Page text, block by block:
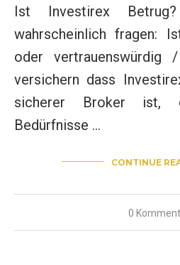
Ist Investirex
wahrscheinlich fragen:
oder vertrauenswürdig
versichern dass
sicherer Broker ist,
Bedürfnisse …
CONTINUE
0